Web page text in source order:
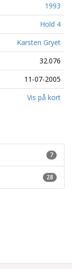
1993
Hold 4
Karsten Gryet
32.076
11-07-2005
Vis på kort
7
28